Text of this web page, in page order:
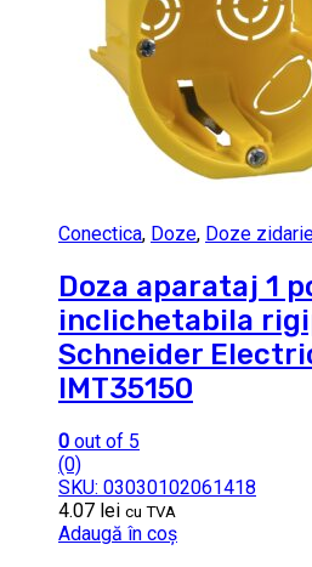
Conectica, Doze, Doze
Doza aparataj 1
inclichetabila
Schneider
IMT35150
0 out of 5
(0)
SKU: 03030102061418
4.07 lei cu TVA
Adaugă în coș